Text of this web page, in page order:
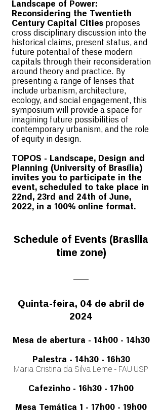
Landscape of Power:
Reconsidering the Twentieth
Century Capital Cities proposes
cross disciplinary discussion into the
historical claims, present status, and
future potential of these modern
capitals through their reconsideration
around theory and practice. By
presenting a range of lenses that
include urbanism, architecture,
ecology, and social engagement, this
symposium will provide a space for
imagining future possibilities of
contemporary urbanism, and the role
of equity in design.
TOPOS - Landscape, Design and
Planning (University of Brasília)
invites you to participate in the
event, scheduled to take place in
22nd, 23rd and 24th of June,
2022, in a 100% online format.
Schedule of Events (Brasilia
time zone)
Quinta-feira, 04 de abril de
2024
Mesa de abertura - 14h00 - 14h30
Palestra - 14h30 - 16h30
Maria Cristina da Silva Leme - FAU USP
Cafezinho - 16h30 - 17h00
Mesa Temática 1 - 17h00 - 19h00